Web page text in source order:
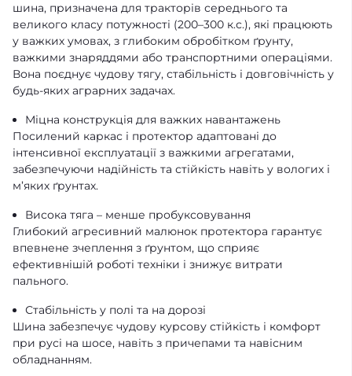
шина, призначена для тракторів середнього та
великого класу потужності (200–300 к.с.), які працюють
у важких умовах, з глибоким обробітком ґрунту,
важкими знаряддями або транспортними операціями.
Вона поєднує чудову тягу, стабільність і довговічність у
будь-яких аграрних задачах.
Міцна конструкція для важких навантажень
Посилений каркас і протектор адаптовані до
інтенсивної експлуатації з важкими агрегатами,
забезпечуючи надійність та стійкість навіть у вологих і
м’яких ґрунтах.
Висока тяга – менше пробуксовування
Глибокий агресивний малюнок протектора гарантує
впевнене зчеплення з ґрунтом, що сприяє
ефективнішій роботі техніки і знижує витрати
пального.
Стабільність у полі та на дорозі
Шина забезпечує чудову курсову стійкість і комфорт
при русі на шосе, навіть з причепами та навісним
обладнанням.